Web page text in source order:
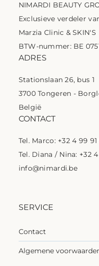
SERVICE
Contact
Algemene
NIMARDI BEAUTY
Exclusieve verdeler
Marzia Clinic & SKIN'S
BTW-nummer: BE
ADRES
Stationslaan 26, bus 1
3700 Tongeren -
België
CONTACT
Tel. Marco: +32 4 99
Tel. Diana / Nina: +32
info@nimardi.be